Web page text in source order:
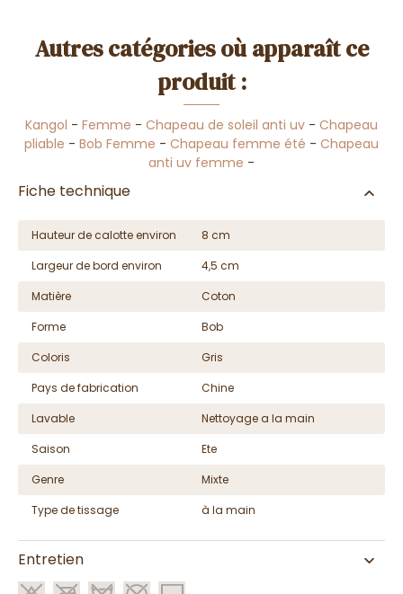
Autres catégories où apparaît ce
produit :
Kangol - Femme - Chapeau de soleil anti uv - Chapeau
pliable - Bob Femme - Chapeau femme été - Chapeau
anti uv femme -
Fiche technique
Hauteur de calotte environ
8 cm
Largeur de bord environ
4,5 cm
Matière
Coton
Forme
Bob
Coloris
Gris
Pays de fabrication
Chine
Lavable
Nettoyage a la main
Saison
Ete
Genre
Mixte
Type de tissage
à la main
Entretien